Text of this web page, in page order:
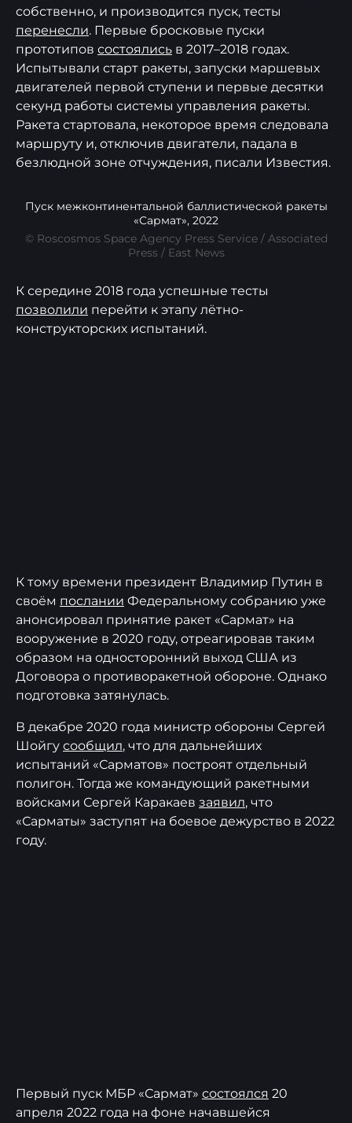
собственно, и производится пуск, тесты
перенесли. Первые бросковые пуски
прототипов состоялись в 2017–2018 годах.
Испытывали старт ракеты, запуски маршевых
двигателей первой ступени и первые десятки
секунд работы системы управления ракеты.
Ракета стартовала, некоторое время следовала
маршруту и, отключив двигатели, падала в
безлюдной зоне отчуждения, писали Известия.
Пуск межконтинентальной баллистической ракеты
«Сармат», 2022
© Roscosmos Space Agency Press Service / Associated
Press / East News
К середине 2018 года успешные тесты
позволили перейти к этапу лётно-
конструкторских испытаний.
К тому времени президент Владимир Путин в
своём послании Федеральному собранию уже
анонсировал принятие ракет «Сармат» на
вооружение в 2020 году, отреагировав таким
образом на односторонний выход США из
Договора о противоракетной обороне. Однако
подготовка затянулась.
В декабре 2020 года министр обороны Сергей
Шойгу сообщил, что для дальнейших
испытаний «Сарматов» построят отдельный
полигон. Тогда же командующий ракетными
войсками Сергей Каракаев заявил, что
«Сарматы» заступят на боевое дежурство в 2022
году.
Первый пуск МБР «Сармат» состоялся 20
апреля 2022 года на фоне начавшейся